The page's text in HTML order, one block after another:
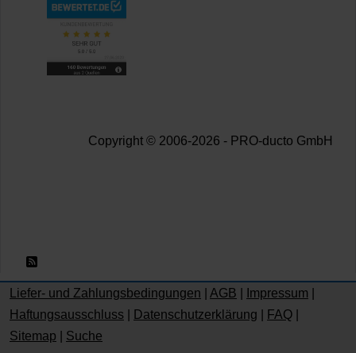
Copyright © 2006-2026 - PRO-ducto GmbH
Liefer- und Zahlungsbedingungen AGB Impressum
Haftungsausschluss
Datenschutzerklärung FAQ
Sitemap
Suche